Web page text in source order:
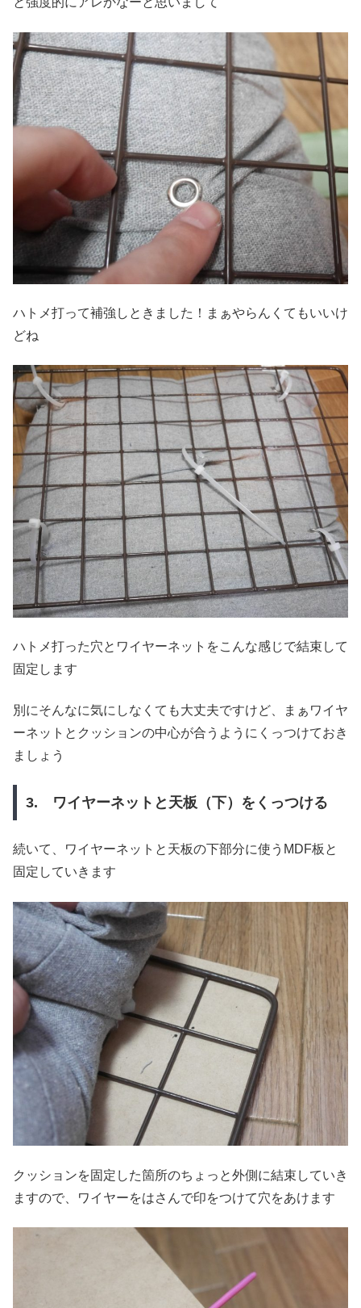
ハトメ打って補強しときました！まぁやらんくてもいいけ
どね
ハトメ打った穴とワイヤーネットをこんな感じで結束して
固定します
別にそんなに気にしなくても大丈夫ですけど、まぁワイヤ
ーネットとクッションの中心が合うようにくっつけておき
ましょう
3. ワイヤーネットと天板（下）をくっつける
続いて、ワイヤーネットと天板の下部分に使うMDF板と
固定していきます
クッションを固定した箇所のちょっと外側に結束していき
ますので、ワイヤーをはさんで印をつけて穴をあけます